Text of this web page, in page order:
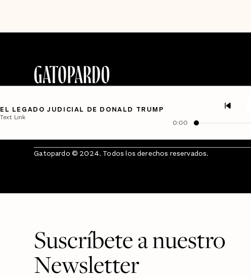
EL LEGADO JUDICIAL DE DONALD TRUMP
Text Link
0:00
Gatopardo © 2024. Todos los derechos reservados.
Suscríbete a nuestro
Newsletter